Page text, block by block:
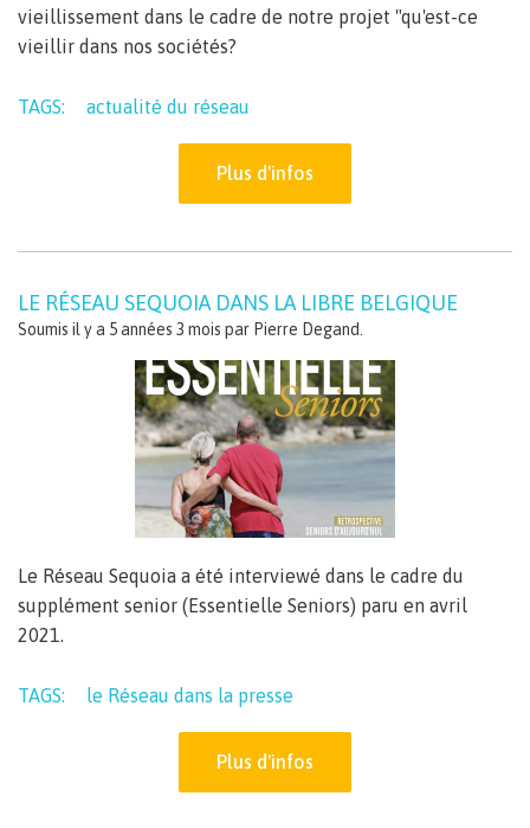
vieillissement dans le cadre de notre projet "qu'est-ce
vieillir dans nos sociétés?
TAGS: actualité du réseau
Plus d'infos
LE RÉSEAU SEQUOIA DANS LA LIBRE BELGIQUE
Soumis il y a 5 années 3 mois par Pierre Degand
Le Réseau Sequoia a été interviewé dans le cadre du
supplément senior (Essentielle Seniors) paru en avril
2021.
TAGS: le Réseau dans la presse
Plus d'infos